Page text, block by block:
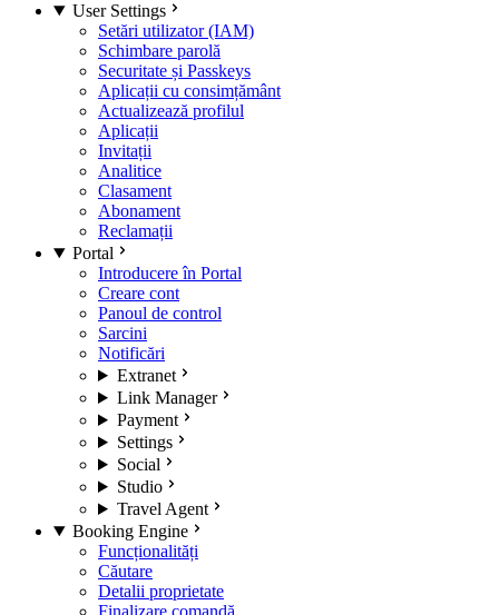
User Settings
Setări utilizator (IAM)
Schimbare parolă
Securitate și Passkeys
Aplicații cu consimțământ
Actualizează profilul
Aplicații
Invitații
Analitice
Clasament
Abonament
Reclamații
Portal
Introducere în Portal
Creare cont
Panoul de control
Sarcini
Notificări
Extranet
Link Manager
Payment
Settings
Social
Studio
Travel Agent
Booking Engine
Funcționalități
Căutare
Detalii proprietate
Finalizare comandă